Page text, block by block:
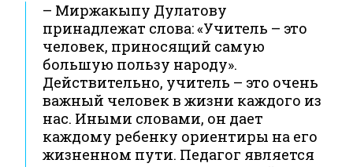
– Миржакыпу Дулатову
принадлежат слова: «Учитель – это
человек, приносящий самую
большую пользу народу».
Действительно, учитель – это очень
важный человек в жизни каждого из
нас. Иными словами, он дает
каждому ребенку ориентиры на его
жизненном пути. Педагог является